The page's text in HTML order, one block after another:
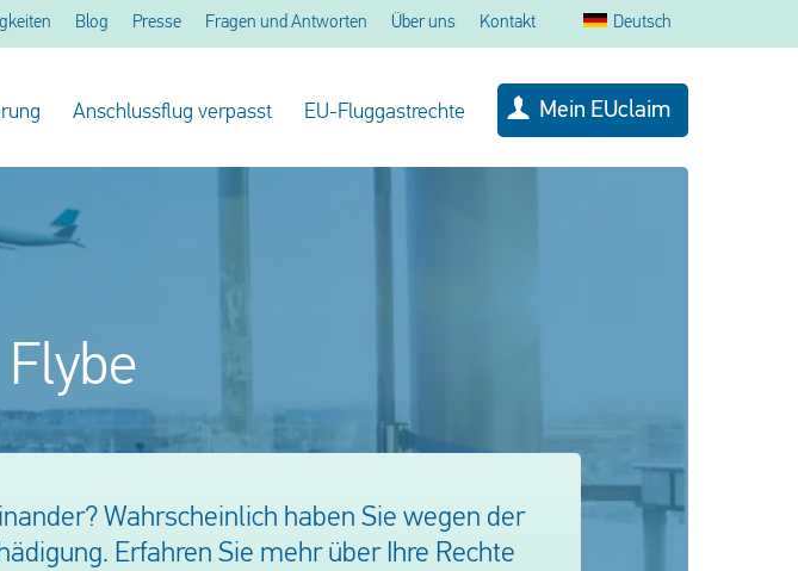
Blog Presse Fragen und Antworten Über uns Kontakt Deutsch
Anschlussflug verpasst EU-Fluggastrechte Mein EUclaim
Wahrscheinlich haben Sie wegen der
Erfahren Sie mehr über Ihre Rechte